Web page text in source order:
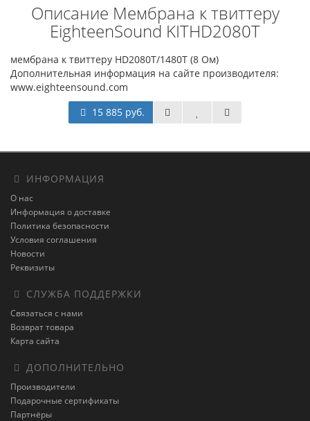
Описание Мембрана к твиттеру
EighteenSound KITHD2080T
мембрана к твиттеру HD2080T/1480T (8 Ом)
Дополнительная информация на сайте производителя:
www.eighteensound.com
15 885 руб.
ИНФОРМАЦИЯ
О нас
Информация о доставке
Политика безопасности
Условия соглашения
Новости
Реквизиты
СЛУЖБА ПОДДЕРЖКИ
Связаться с нами
Возврат товара
Карта сайта
ДОПОЛНИТЕЛЬНО
Производители
Подарочные сертификаты
Партнёры